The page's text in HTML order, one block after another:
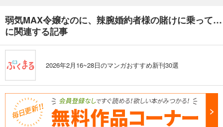
弱気MAX令嬢なのに、辣腕婚約者様の賭けに乗ってしまった
に関連する記事
2026年2月16~28日のマンガおすすめ新刊30選